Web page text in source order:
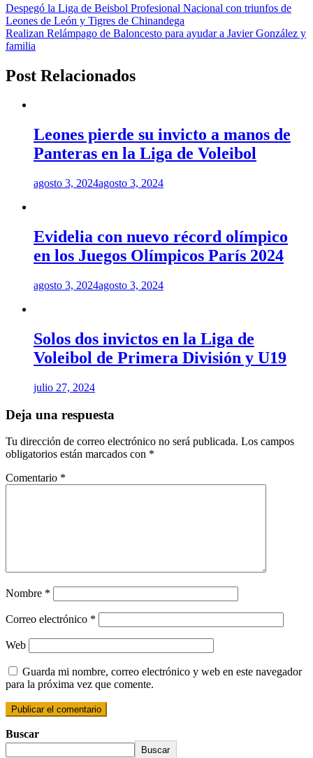
Despegó la Liga de Beisbol Profesional Nacional con triunfos de
Leones de León y Tigres de Chinandega
Realizan Relámpago de Baloncesto para ayudar a Javier González y
familia
Post Relacionados
Leones pierde su invicto a manos de
Panteras en la Liga de Voleibol
agosto 3, 2024agosto 3, 2024
Evidelia con nuevo récord olímpico
en los Juegos Olímpicos París 2024
agosto 3, 2024agosto 3, 2024
Solos dos invictos en la Liga de
Voleibol de Primera División y U19
julio 27, 2024
Deja una respuesta
Tu dirección de correo electrónico no será publicada. Los campos
obligatorios están marcados con *
Comentario *
Nombre *
Correo electrónico *
Web
Guarda mi nombre, correo electrónico y web en este navegador
para la próxima vez que comente.
Buscar
Buscar